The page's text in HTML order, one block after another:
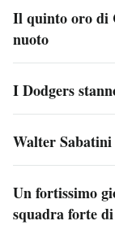
Il quinto oro di
nuoto
I Dodgers
Walter Sabatini
Un fortissimo
squadra forte